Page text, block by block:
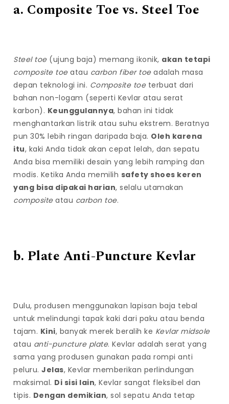
a. Composite Toe vs. Steel Toe
Steel toe(ujung baja) memang ikonik, akan tetapi
composite toeatau carbon fiber toeadalah masa
depan teknologi ini. Composite toeterbuat dari
bahan non-logam (seperti Kevlar atau serat
karbon). Keunggulannya, bahan ini tidak
menghantarkan listrik atau suhu ekstrem. Beratnya
pun 30% lebih ringan daripada baja. Oleh karena
itu, kaki Anda tidak akan cepat lelah, dan sepatu
Anda bisa memiliki desain yang lebih ramping dan
modis. Ketika Anda memilih safety shoes keren
yang bisa dipakai harian, selalu utamakan
compositeatau carbon toe.
b. Plate Anti-Puncture Kevlar
Dulu, produsen menggunakan lapisan baja tebal
untuk melindungi tapak kaki dari paku atau benda
tajam. Kini, banyak merek beralih ke Kevlar midsole
atau anti-puncture plate. d
e
w
a
p
Kevlar adalah serat yang
sama yang produsen gunakan pada rompi anti
peluru.Jelas, Kevlar memberikan perlindungan
maksimal. Di sisi lain, Kevlar sangat fleksibel dan
tipis. Dengan demikian, sol sepatu Anda tetap